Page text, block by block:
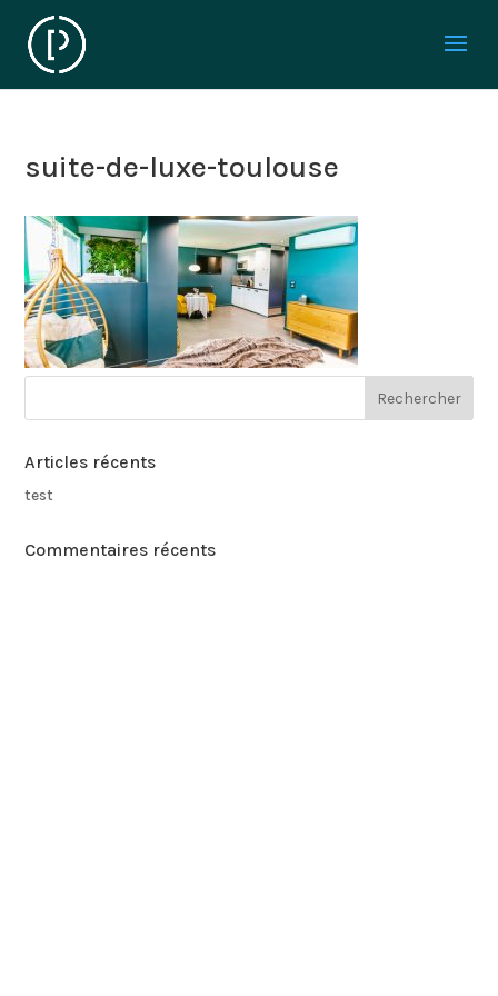
suite-de-luxe-toulouse
Articles récents
test
Commentaires récents